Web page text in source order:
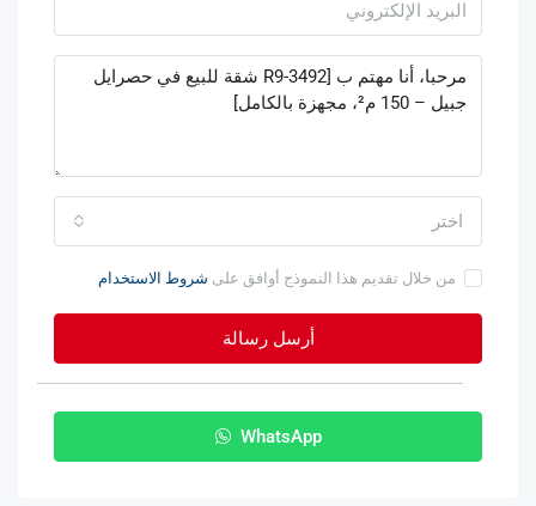
اختر
من خلال تقديم هذا النموذج أوافق على شروط الاستخدام
أرسل رسالة
WhatsApp